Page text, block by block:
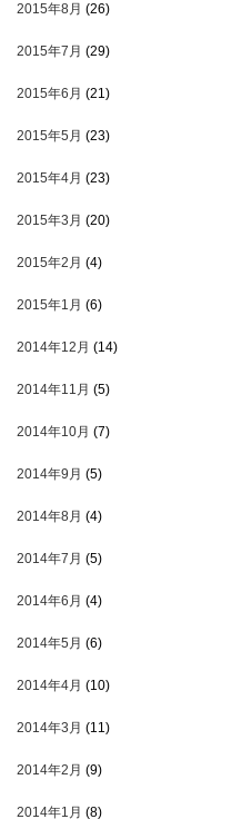
2015年8月 (26)
2015年7月 (29)
2015年6月 (21)
2015年5月 (23)
2015年4月 (23)
2015年3月 (20)
2015年2月 (4)
2015年1月 (6)
2014年12月 (14)
2014年11月 (5)
2014年10月 (7)
2014年9月 (5)
2014年8月 (4)
2014年7月 (5)
2014年6月 (4)
2014年5月 (6)
2014年4月 (10)
2014年3月 (11)
2014年2月 (9)
2014年1月 (8)